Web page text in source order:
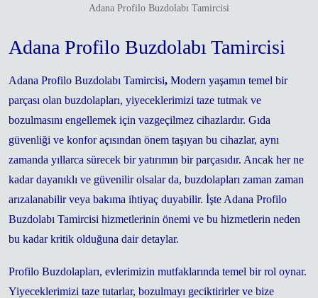
Adana Profilo Buzdolabı Tamircisi
Adana Profilo Buzdolabı Tamircisi
Adana Profilo Buzdolabı Tamircisi, Modern yaşamın temel bir
parçası olan buzdolapları, yiyeceklerimizi taze tutmak ve
bozulmasını engellemek için vazgeçilmez cihazlardır. Gıda
güvenliği ve konfor açısından önem taşıyan bu cihazlar, aynı
zamanda yıllarca sürecek bir yatırımın bir parçasıdır. Ancak her ne
kadar dayanıklı ve güvenilir olsalar da, buzdolapları zaman zaman
arızalanabilir veya bakıma ihtiyaç duyabilir. İşte Adana Profilo
Buzdolabı Tamircisi hizmetlerinin önemi ve bu hizmetlerin neden
bu kadar kritik olduğuna dair detaylar.
Profilo Buzdolapları, evlerimizin mutfaklarında temel bir rol oynar.
Yiyeceklerimizi taze tutarlar, bozulmayı geciktirirler ve bize